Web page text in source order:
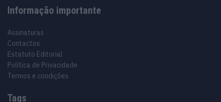
Informação importante
Assinaturas
Contactos
Estatuto Editorial
Política de Privacidade
Termos e condições
Tags